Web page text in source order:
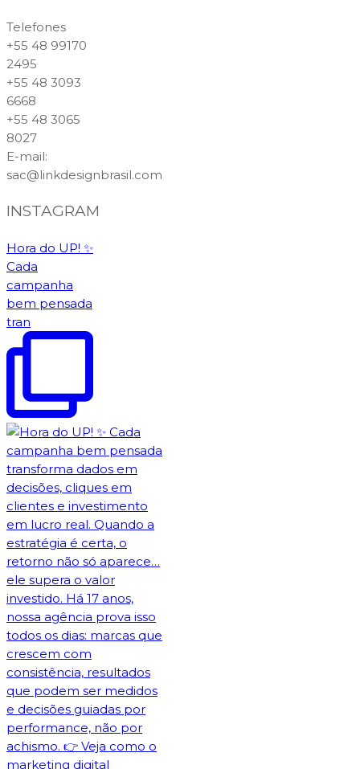
Telefones
+55 48 99170
2495
+55 48 3093
6668
+55 48 3065
8027
E-mail:
sac@linkdesignbrasil.com
INSTAGRAM
Hora do UP! ✨️
Cada
campanha
bem pensada
tran